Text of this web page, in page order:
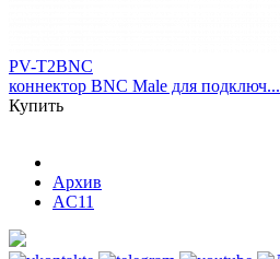
PV-T2BNC
коннектор BNC Male для подключ...
Купить
Архив
AC11